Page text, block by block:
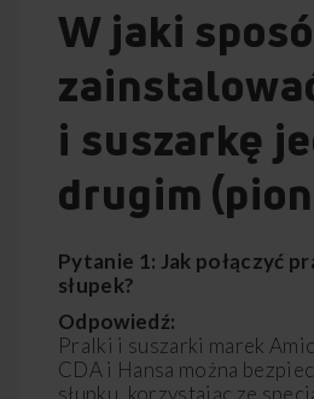
W jaki
i suszarkę
drugim
Pytanie 1: Jak połączyć
słupek?
Odpowiedź:
Pralki i suszarki marek
CDA i Hansa można
słupku, korzystając ze